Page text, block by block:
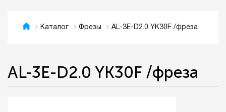
Каталог Фрезы AL-3E-D2.0 YK30F /фреза
AL-3E-D2.0 YK30F /фреза